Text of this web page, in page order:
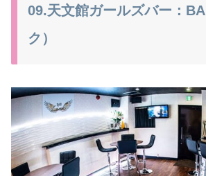
09.天文館ガールズバー：
ク）